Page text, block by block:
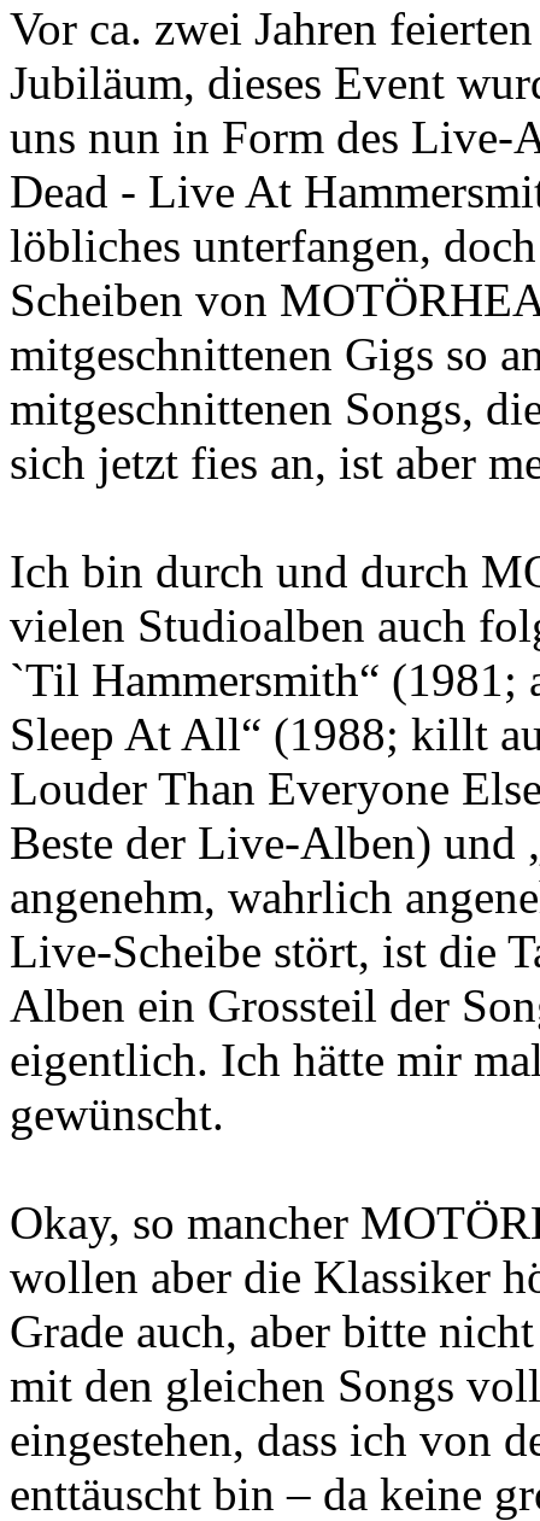
Vor ca. zwei Jahren
Jubiläum, dieses Event
uns nun in Form des Live-
Dead - Live At
löbliches unterfangen,
Scheiben von
mitgeschnittenen Gigs so
mitgeschnittenen Songs,
sich jetzt fies an, ist aber
Ich bin durch und durch
vielen Studioalben auch
`Til Hammersmith“
Sleep At All“ (1988; killt
Louder Than Everyone
Beste der Live-Alben) und
angenehm, wahrlich
Live-Scheibe stört, ist die
Alben ein Grossteil der
eigentlich. Ich hätte mir
gewünscht.
Okay, so mancher
wollen aber die Klassiker
Grade auch, aber bitte
mit den gleichen Songs
eingestehen, dass ich von
enttäuscht bin – da keine